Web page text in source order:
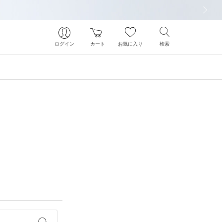
ログイン カート お気に入り 検索